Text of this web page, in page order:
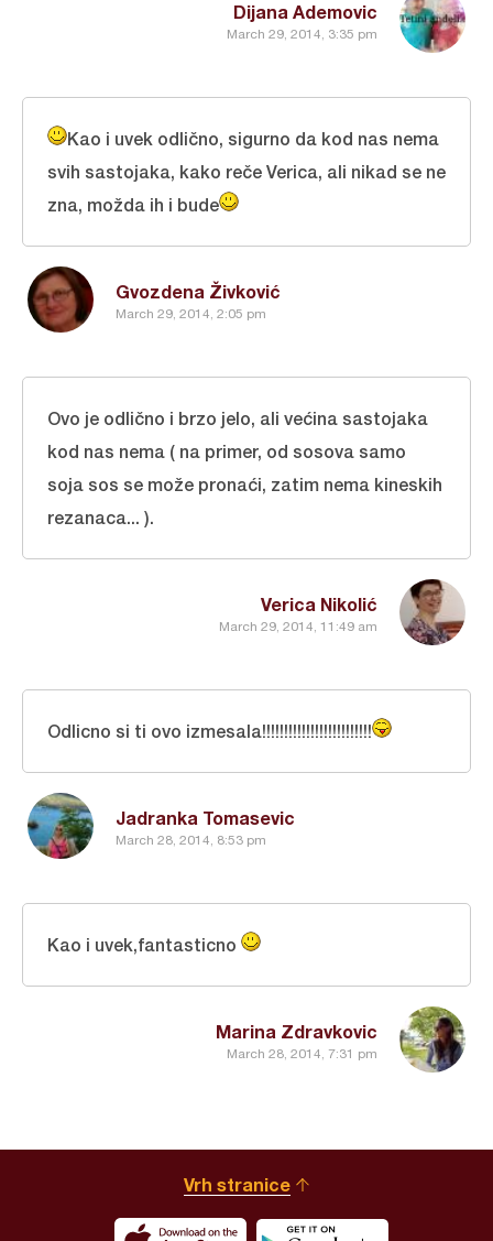
Dijana Ademovic
March 29, 2014, 3:35 pm
Gvozdena Živković
March 29, 2014, 2:05 pm
Kao i uvek odlično, sigurno da kod nas nema
svih sastojaka, kako reče Verica, ali nikad se ne
zna, možda ih i bude
Verica Nikolić
March 29, 2014, 11:49 am
Ovo je odlično i brzo jelo, ali većina sastojaka
kod nas nema ( na primer, od sosova samo
soja sos se može pronaći, zatim nema kineskih
rezanaca... ).
Jadranka Tomasevic
March 28, 2014, 8:53 pm
Odlicno si ti ovo izmesala!!!!!!!!!!!!!!!!!!!!!!!!!
Marina Zdravkovic
March 28, 2014, 7:31 pm
Kao i uvek,fantasticno
Vrh stranice